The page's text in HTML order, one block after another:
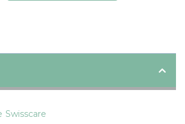
Swisscare